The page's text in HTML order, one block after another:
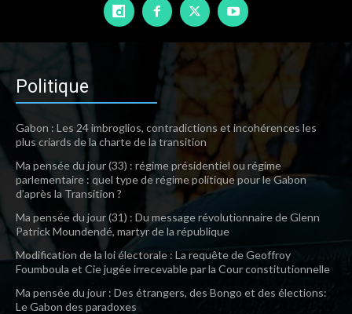
Politique
Gabon : Les 24 imbroglios, contradictions et incohérences les
plus criards de la charte de la transition
Ma pensée du jour (33) : régime présidentiel ou régime
parlementaire : quel type de régime politique pour le Gabon
d’après la Transition ?
Ma pensée du jour (31) : Du message révolutionnaire de Glenn
Patrick Moundendé, martyr de la république
Modification de la loi électorale : La requête de Geoffroy
Foumboula et Cie jugée irrecevable par la Cour constitutionnelle
Ma pensée du jour : Des étrangers, des Bongo et des élections:
Le Gabon des paradoxes